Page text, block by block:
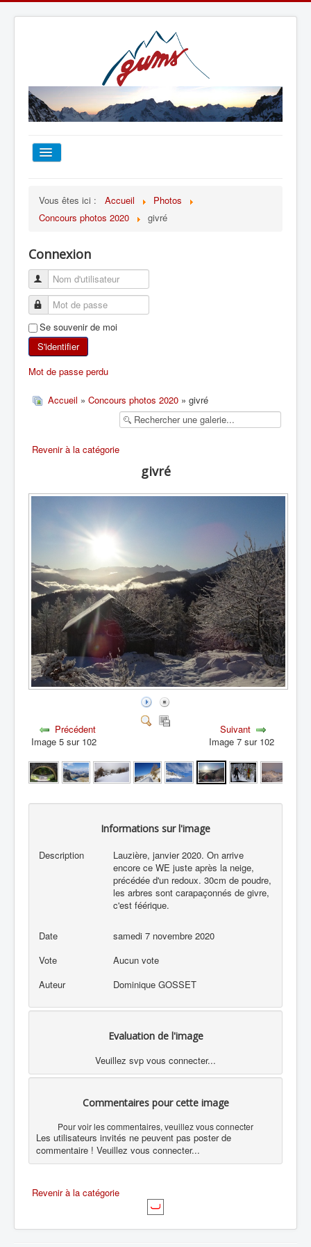
TOUT SUR LE GUMS
ESCALADE
ALPINISME
SKI DE RANDONNÉE
RANDONNÉE SPORTIVE
Vous êtes ici : Accueil
Photos
Concours photos 2020
givré
Connexion
Se souvenir de moi
S'identifier
Mot de passe perdu
Accueil » Concours photos 2020 » givré
Revenir à la catégorie
givré
Précédent
Image 5 sur 102
Suivant
Image 7 sur 102
Informations sur l'image
Description
Lauzière, janvier 2020. On arrive
encore ce WE juste après la neige,
précédée d'un redoux. 30cm de poudre,
les arbres sont carapaçonnés de givre,
c'est féérique.
Date
samedi 7 novembre 2020
Vote
Aucun vote
Auteur
Dominique GOSSET
Evaluation de l'image
Veuillez svp vous connecter...
Commentaires pour cette image
Pour voir les commentaires, veuillez vous connecter
Les utilisateurs invités ne peuvent pas poster de
commentaire ! Veuillez vous connecter...
Revenir à la catégorie